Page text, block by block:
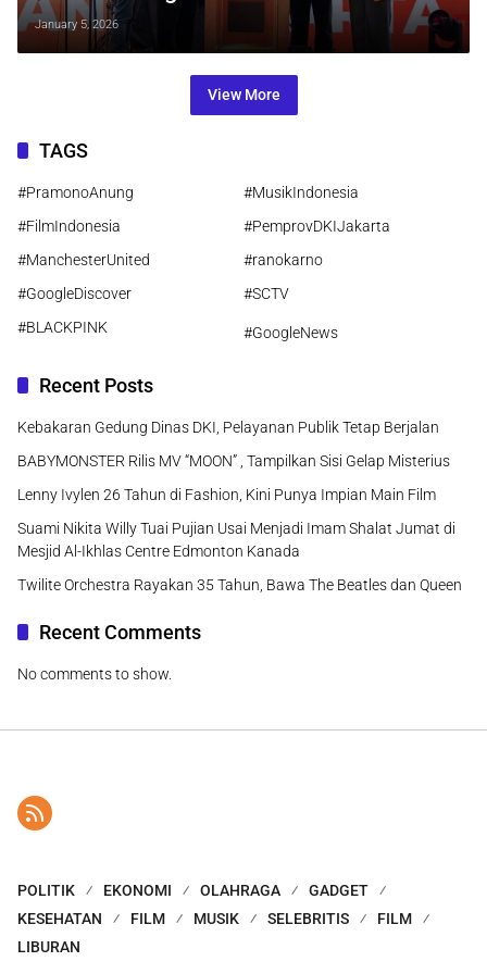
Transaksi Global dan Percepat
Transformasi Perbankan Daerah
January 5, 2026
View More
TAGS
#PramonoAnung
#MusikIndonesia
#FilmIndonesia
#PemprovDKIJakarta
#ManchesterUnited
#ranokarno
#GoogleDiscover
#SCTV
#BLACKPINK
#GoogleNews
Recent Posts
Kebakaran Gedung Dinas DKI, Pelayanan Publik Tetap Berjalan
BABYMONSTER Rilis MV “MOON” , Tampilkan Sisi Gelap Misterius
Lenny Ivylen 26 Tahun di Fashion, Kini Punya Impian Main Film
Suami Nikita Willy Tuai Pujian Usai Menjadi Imam Shalat Jumat di
Mesjid Al-Ikhlas Centre Edmonton Kanada
Twilite Orchestra Rayakan 35 Tahun, Bawa The Beatles dan Queen
Recent Comments
No comments to show.
POLITIK EKONOMI OLAHRAGA
GADGET
KESEHATAN
FILM MUSIK SELEBRITIS
FILM
LIBURAN